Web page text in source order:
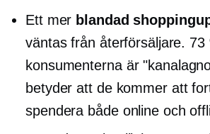
Ett mer blandad
väntas från återförsäljare. 73
konsumenterna är
betyder att de kommer att
spendera både online och